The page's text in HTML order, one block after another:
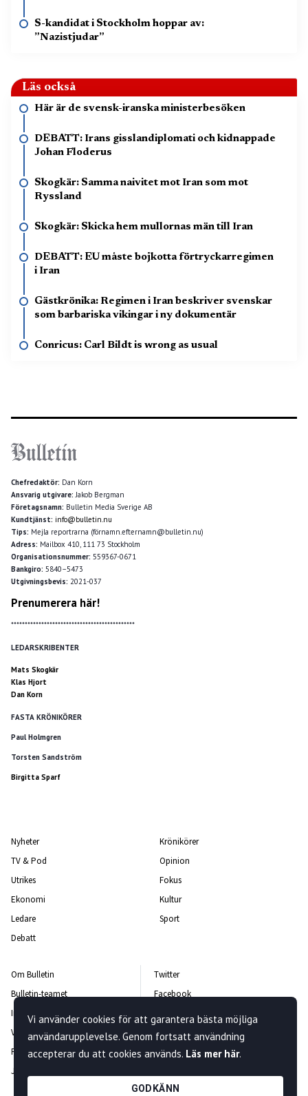
S-kandidat i Stockholm hoppar av:
”Nazistjudar”
Läs också
Här är de svensk-iranska ministerbesöken
DEBATT: Irans gisslandiplomati och kidnappade
Johan Floderus
Skogkär: Samma naivitet mot Iran som mot
Ryssland
Skogkär: Skicka hem mullornas män till Iran
DEBATT: EU måste bojkotta förtryckarregimen
i Iran
Gästkrönika: Regimen i Iran beskriver svenskar
som barbariska vikingar i ny dokumentär
Conricus: Carl Bildt is wrong as usual
Chefredaktör: Dan Korn
Ansvarig utgivare: Jakob Bergman
Företagsnamn: Bulletin Media Sverige AB
Kundtjänst: info@bulletin.nu
Tips: Mejla reportrarna (förnamn.efternamn@bulletin.nu)
Adress: Mailbox 410, 111 73 Stockholm
Organisationsnummer: 559367-0671
Bankgiro: 5840–5473
Utgivningsbevis: 2021-037
Prenumerera här!
*********************************************
LEDARSKRIBENTER
Mats Skogkär
Klas Hjort
Dan Korn
FASTA KRÖNIKÖRER
Paul Holmgren
Torsten Sandström
Birgitta Sparf
Nyheter
TV & Pod
Utrikes
Ekonomi
Ledare
Debatt
Krönikörer
Opinion
Fokus
Kultur
Sport
Om Bulletin
Bulletin-teamet
Integritetspolicy
Vanliga frågor och svar
Rättelsepolicy
Jobba hos oss
Twitter
Facebook
Kontakta oss
Nyhetsbrev
Vi använder cookies för att garantera bästa möjliga
användarupplevelse. Genom fortsatt användning
accepterar du att cookies används. Läs mer här.
GODKÄNN